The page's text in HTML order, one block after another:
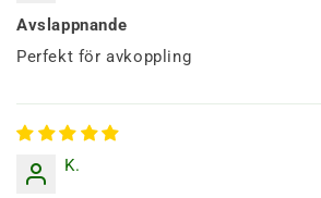
Avslappnande
Perfekt för avkoppling
K.